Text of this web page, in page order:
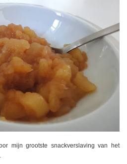
mijn grootste snackverslaving van het